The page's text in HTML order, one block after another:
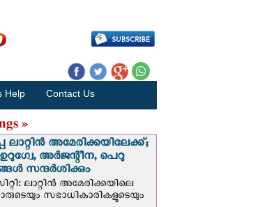
Help Contact Us
»
അമേരിക്കയിലേക്ക്;
അർജന്റീന, പെറു
സന്ദര്‍ശിക്കും
ലാറ്റിന്‍ അമേരിക്കയിലെ
സഭാധികാരികളുടെയും